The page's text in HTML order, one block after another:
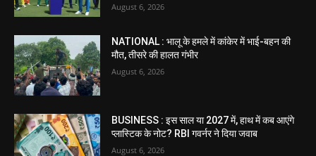
August 6, 2026
NATIONAL : भालू के हमले में कांकेर में भाई-बहन की
मौत, तीसरे की हालत गंभीर
August 6, 2026
BUSINESS : इस साल या 2027 में, हाथ में कब आएंगे
प्लास्टिक के नोट? RBI गवर्नर ने दिया जवाब
August 6, 2026